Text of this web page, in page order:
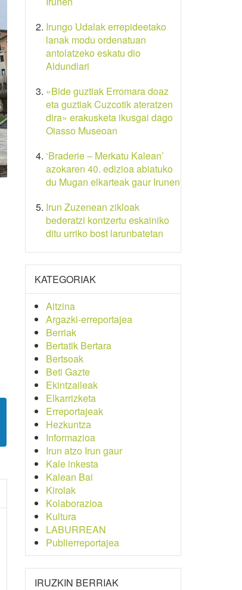
Irungo Udalak errepideetako
lanak modu ordenatuan
antolatzeko eskatu dio
Aldundiari
«Bide guztiak Erromara doaz
eta guztiak Cuzcotik ateratzen
dira» erakusketa ikusgai dago
Oiasso Museoan
‘Braderie – Merkatu Kalean’
azokaren 40. edizioa abiatuko
du Mugan elkarteak gaur Irunen
Irun Zuzenean zikloak
bederatzi kontzertu eskainiko
ditu urriko bost larunbatetan
KATEGORIAK
Aitzina
Argazki-erreportajea
Berriak
Bertatik Bertara
Bertsoak
Beti Gazte
Ekintzaileak
Elkarrizketa
Erreportajeak
Hezkuntza
Informazioa
Irun atzo Irun gaur
Kale inkesta
Kalean Bai
Kirolak
Kolaborazioa
Kultura
LABURREAN
Publierreportajea
IRUZKIN BERRIAK